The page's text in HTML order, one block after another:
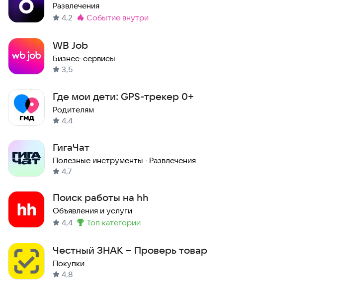
Развлечения
4,2
Метка:
событие внутри
WB Job
Бизнес-сервисы
3,5
Где мои дети: GPS-трекер 0+
Родителям
4,4
ГигаЧат
Полезные инструменты · Развлечения
4,7
Поиск работы на hh
Объявления и услуги
4,4
Метка :
топ категории
Честный ЗНАК – Проверь товар
Покупки
4,8